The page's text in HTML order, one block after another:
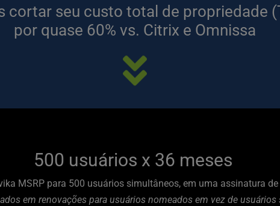
cortar seu custo total de propriedade
por quase 60% vs. Citrix e Omnissa
500 usuários x 36 meses
MSRP para 500 usuários simultâneos, em uma assinatura
em renovações para usuários nomeados em vez de